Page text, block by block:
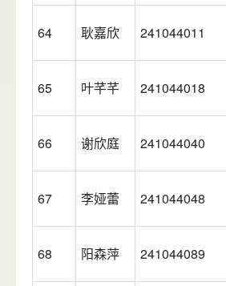
64 耿嘉欣 241044011
65 叶芊芊 241044018
66 谢欣庭 241044040
67 李娅蕾 241044048
68 阳森萍 241044089